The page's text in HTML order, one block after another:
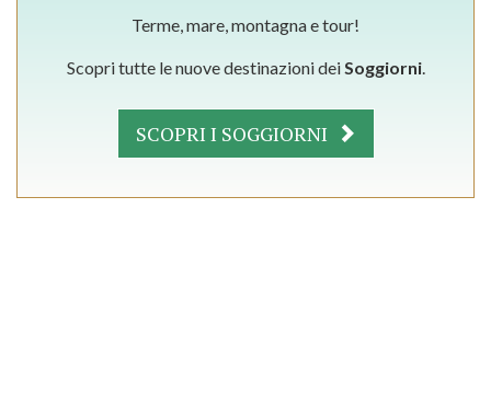
Terme, mare, montagna e tour!
Scopri tutte le nuove destinazioni deiSoggiorni.
SCOPRI I SOGGIORNI